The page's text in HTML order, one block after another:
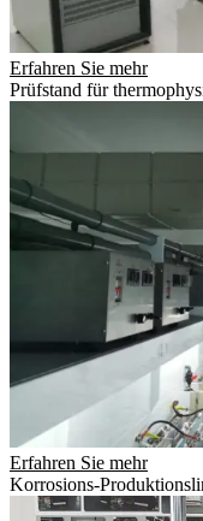
Erfahren Sie mehr
Prüfstand für
Erfahren Sie mehr
Korrosions-